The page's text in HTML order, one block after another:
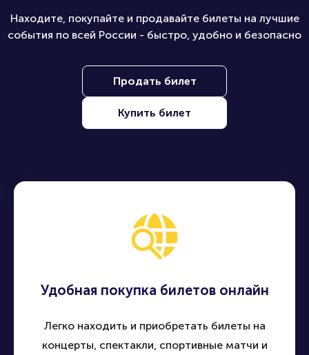
Находите, покупайте и продавайте билеты на лучшие
события по всей России - быстро, удобно и безопасно
Продать билет
Купить билет
Удобная покупка билетов онлайн
Легко находить и приобретать билеты на
концерты, спектакли, спортивные матчи и